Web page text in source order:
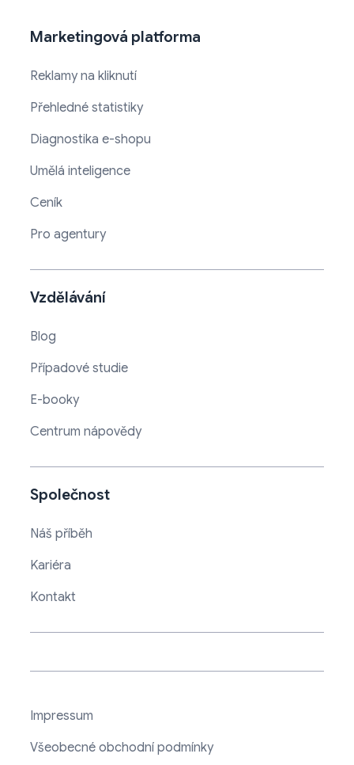
Marketingová platforma
Reklamy na kliknutí
Přehledné statistiky
Diagnostika e-shopu
Umělá inteligence
Ceník
Pro agentury
Vzdělávání
Blog
Případové studie
E-booky
Centrum nápovědy
Společnost
Náš příběh
Kariéra
Kontakt
Impressum
Všeobecné obchodní podmínky